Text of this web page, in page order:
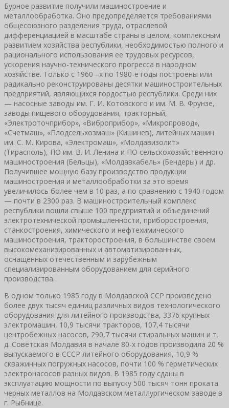
Бурное развитие получили машиностроение и
металлообработка. Оно предопределяется требованиями
общесоюзного разделения труда, отраслевой
дифференциацией в масштабе страны в целом, комплексным
развитием хозяйства республики, необходимостью полного и
рационального использования ее трудовых ресурсов,
ускорения научно-технического прогресса в народном
хозяйстве. Только с 1960 –х по 1980-е годы построены или
радикально реконструированы десятки машиностроительных
предприятий, являющихся гордостью республики. Среди них
— насосные заводы им. Г. И. Котовского и им. М. В. Фрунзе,
заводы пищевого оборудования, тракторный,
«Электроточприбор», «Виброприбор», «Микропровод»,
«Счетмаш», «Плодсельхозмаш» (Кишинев), литейных машин
им. С. М. Кирова, «Электромаш», «Молдавизолит»
(Тирасполь), ПО им. В. И. Ленина и ПО сельскохозяйственного
машиностроения (Бельцы), «Молдавкабель» (Бендеры) и др.
Получившее мощную базу производство продукции
машиностроения и металлообработки за это время
увеличилось более чем в 10 раз, а по сравнению с 1940 годом
— почти в 2300 раз. В машиностроительный комплекс
республики вошли свыше 100 предприятий и объединений
электротехнической промышленности, приборостроения,
станкостроения, химического и нефтехимического
машиностроения, тракторостроения, в большинстве своем
высокомеханизированных и автоматизированных,
оснащенных отечественным и зарубежным
специализированным оборудованием для серийного
производства.
В одном только 1985 году в Молдавской ССР произведено
более двух тысяч единиц различных видов технологического
оборудования для литейного производства, 3376 крупных
электромашин, 10,9 тысячи тракторов, 107,4 тысячи
центробежных насосов, 290,7 тысячи стиральных машин и т.
д. Советская Молдавия в начале 80-х годов производила 20 %
выпускаемого в СССР литейного оборудования, 10,9 %
скважинных погружных насосов, почти 100 % герметических
электронасосов разных видов. В 1985 году сданы в
эксплуатацию мощности по выпуску 500 тысяч тонн проката
черных металлов на Молдавском металлургическом заводе в
г. Рыбнице.